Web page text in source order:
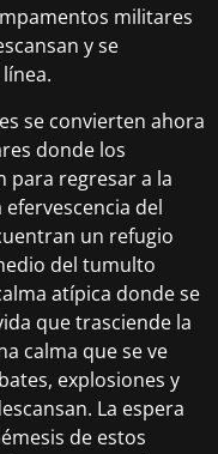
militares
y se
se convierten ahora
donde los
para regresar a la
del
un refugio
del tumulto
atípica donde se
que trasciende la
calma que se ve
explosiones y
La espera
de estos